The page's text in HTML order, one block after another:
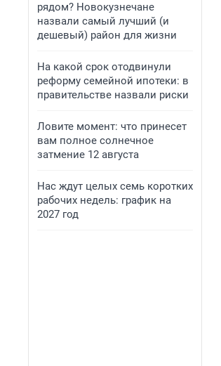
рядом? Новокузнечане
назвали самый лучший (и
дешевый) район для жизни
На какой срок отодвинули
реформу семейной ипотеки: в
правительстве назвали риски
Ловите момент: что принесет
вам полное солнечное
затмение 12 августа
Нас ждут целых семь коротких
рабочих недель: график на
2027 год